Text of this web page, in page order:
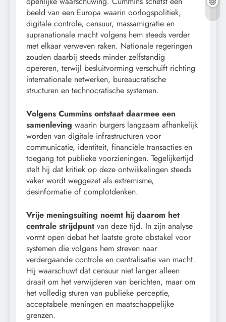
beeld van een Europa waarin oorlogspolitiek,
digitale controle, censuur, massamigratie en
supranationale macht volgens hem steeds verder
met elkaar verweven raken. Nationale regeringen
zouden daarbij steeds minder zelfstandig
opereren, terwijl besluitvorming verschuift richting
internationale netwerken, bureaucratische
structuren en technocratische systemen.
Volgens Cummins ontstaat daarmee een
samenleving waarin burgers langzaam afhankelijk
worden van digitale infrastructuren voor
communicatie, identiteit, financiële transacties en
toegang tot publieke voorzieningen. Tegelijkertijd
stelt hij dat kritiek op deze ontwikkelingen steeds
vaker wordt weggezet als extremisme,
desinformatie of complotdenken.
Vrije meningsuiting noemt hij daarom het
centrale strijdpunt van deze tijd. In zijn analyse
vormt open debat het laatste grote obstakel voor
systemen die volgens hem streven naar
verdergaande controle en centralisatie van macht.
Hij waarschuwt dat censuur niet langer alleen
draait om het verwijderen van berichten, maar om
het volledig sturen van publieke perceptie,
acceptabele meningen en maatschappelijke
grenzen.